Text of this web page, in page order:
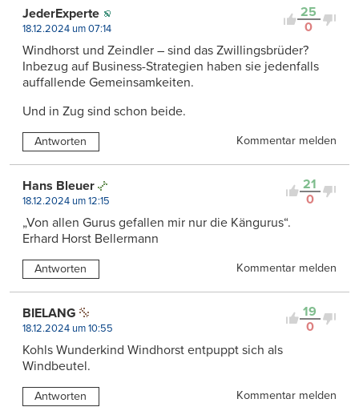
25
0
JederExperte
18.12.2024 um 07:14
Windhorst und Zeindler – sind das Zwillingsbrüder?
Inbezug auf Business-Strategien haben sie jedenfalls
auffallende Gemeinsamkeiten.
Und in Zug sind schon beide.
Antworten Kommentar melden
21
0
Hans Bleuer
18.12.2024 um 12:15
„Von allen Gurus gefallen mir nur die Kängurus“.
Erhard Horst Bellermann
Antworten Kommentar melden
19
0
BIELANG
18.12.2024 um 10:55
Kohls Wunderkind Windhorst entpuppt sich als
Windbeutel.
Antworten Kommentar melden